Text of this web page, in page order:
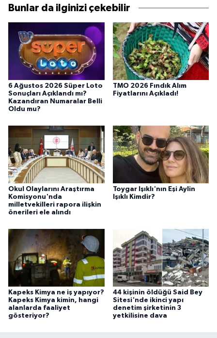
Bunlar da ilginizi çekebilir
6 Ağustos 2026 Süper Loto
Sonuçları Açıklandı mı?
Kazandıran Numaralar Belli
Oldu mu?
TMO 2026 Fındık Alım
Fiyatlarını Açıkladı!
Okul Olaylarını Araştırma
Komisyonu'nda
milletvekilleri rapora ilişkin
önerileri ele alındı
Toygar Işıklı'nın Eşi Aylin
Işıklı Kimdir?
Kapeks Kimya ne iş yapıyor?
Kapeks Kimya kimin, hangi
alanlarda faaliyet
gösteriyor?
44 kişinin öldüğü Said Bey
Sitesi'nde ikinci yapı
denetim şirketinin 3
yetkilisine dava